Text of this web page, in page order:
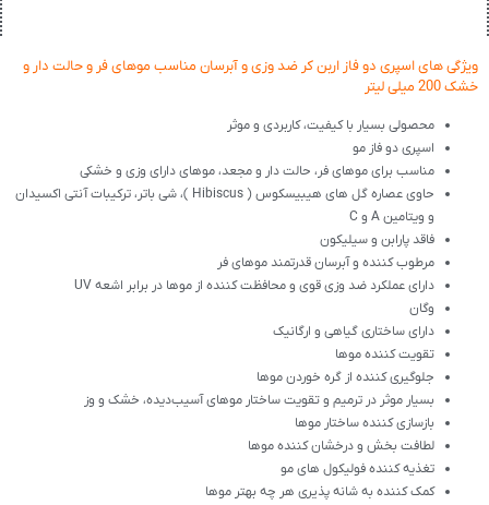
ویژگی های اسپری دو فاز اربن کر ضد وزی و آبرسان مناسب موهای فر و حالت دار و
خشک 200 میلی لیتر
محصولی بسیار با کیفیت، کاربردی و موثر
اسپری دو فاز مو
مناسب برای موهای فر، حالت دار و مجعد، موهای دارای وزی و خشکی
حاوی عصاره گل های هیبیسکوس ( Hibiscus )، شی باتر، ترکیبات آنتی اکسیدان
و ویتامین A و C
فاقد پارابن و سیلیکون
مرطوب کننده و آبرسان قدرتمند موهای فر
دارای عملکرد ضد وزی قوی و محافظت کننده از موها در برابر اشعه UV
وگان
دارای ساختاری گیاهی و ارگانیک
تقویت کننده موها
جلوگیری کننده از گره خوردن موها
بسیار موثر در ترمیم و تقویت ساختار موهای آسیب‌دیده، خشک و وز
بازسازی کننده ساختار موها
لطافت بخش و درخشان کننده موها
تغذیه کننده فولیکول های مو
کمک کننده به شانه پذیری هر چه بهتر موها